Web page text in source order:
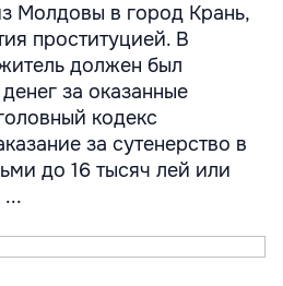
Молдовы в город Крань,
проституцией. В
должен был
за оказанные
кодекс
за сутенерство в
до 16 тысяч лей или